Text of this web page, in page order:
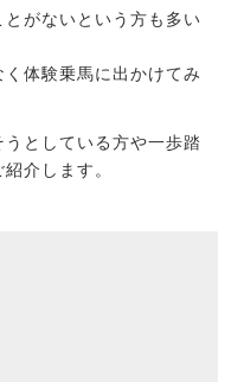
がないという方も多い
体験乗馬に出かけてみ
としている方や一歩踏
介します。